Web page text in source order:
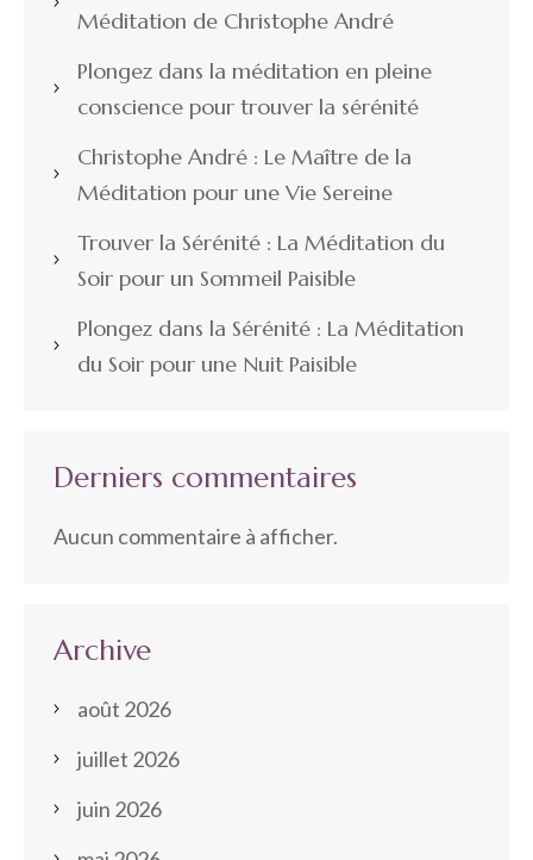
Méditation de Christophe André
Plongez dans la méditation en pleine
conscience pour trouver la sérénité
Christophe André : Le Maître de la
Méditation pour une Vie Sereine
Trouver la Sérénité : La Méditation du
Soir pour un Sommeil Paisible
Plongez dans la Sérénité : La Méditation
du Soir pour une Nuit Paisible
Derniers commentaires
Aucun commentaire à afficher.
Archive
août 2026
juillet 2026
juin 2026